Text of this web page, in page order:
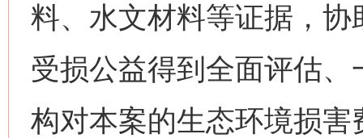
料、水文材料等证据，
受损公益得到全面评估
构对本案的生态环境损